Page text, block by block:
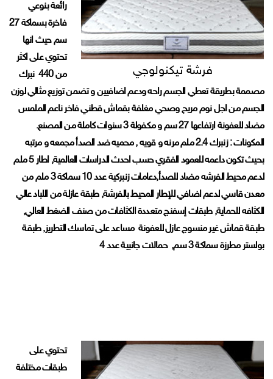
فرشة تيكنولوجي
رائعة بنوعي
فاخرة بسماكة 27
سم حيث انها
تحتوي على اكثر
من 440 نبرك
مصممة بطريقة تعطي الجسم راحه ودعم اضافيين و تضمن توزيع مثالي لوزن
الجسم من اجل نوم مريح وصحي مغلفة بقماش قطني فاخر ناعم الملمس
مضاد للعفونة ارتفاعها 27 سم و مكفولة 3 سنوات كاملة من المصنع.
المكونات : زنبرك 2.4 ملم مرنه و قويه , محميه ضد الصدأ مجمعه و مرتبه
بحيث تكون داعمه للعمود الفقري حسب احدث الدراسات العالمية, اطار 5 ملم
لدعم محيط الفرشه مضاد للصدأ,دعامات زنبركية عدد 10 سماكة 3 ملم من
معدن قاسي لدعم اضافي للإطار المحيط بالفرشة, طبقة عازلة من اللباد عالي
الكثافه للحماية, طبقات إسفنج متعددة الكثافات من صنف الضغط العالي,
طبقة قماش غير منسوج عازل للعفونة مساعد على تماسك التطريز, طبقة
بولستر مطرزة سماكة 3 سم, حمالات جانبية عدد 4
تحتوي على
طبقات مختلفة